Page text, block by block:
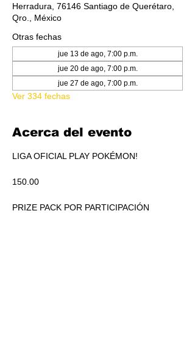
Herradura, 76146 Santiago de Querétaro,
Qro., México
Otras fechas
jue 13 de ago, 7:00 p.m.
jue 20 de ago, 7:00 p.m.
jue 27 de ago, 7:00 p.m.
Ver 334 fechas
Acerca del evento
LIGA OFICIAL PLAY POKÉMON!
150.00
PRIZE PACK POR PARTICIPACIÓN